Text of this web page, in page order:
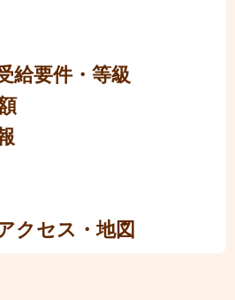
給要件・等級
クセス・地図